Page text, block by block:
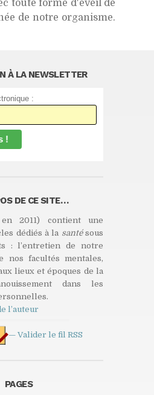
toute forme d'éveil de
de notre organisme.
À LA NEWSLETTER
:
DE CE SITE…
2011) contient une
dédiés à la santésous
: l’entretien de notre
nos facultés mentales,
lieux et époques de la
dans les
l’auteur
— Valider le fil RSS
PAGES